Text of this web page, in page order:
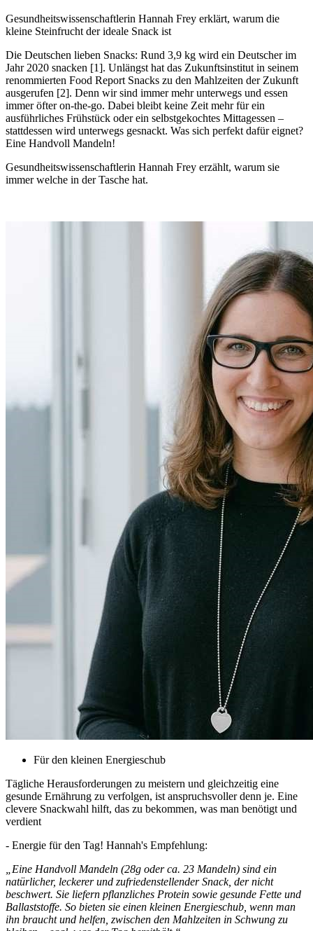
Gesundheitswissenschaftlerin Hannah Frey erklärt, warum die
kleine Steinfrucht der ideale Snack ist
Die Deutschen lieben Snacks: Rund 3,9 kg wird ein Deutscher im
Jahr 2020 snacken [1]. Unlängst hat das Zukunftsinstitut in seinem
renommierten Food Report Snacks zu den Mahlzeiten der Zukunft
ausgerufen [2]. Denn wir sind immer mehr unterwegs und essen
immer öfter on-the-go. Dabei bleibt keine Zeit mehr für ein
ausführliches Frühstück oder ein selbstgekochtes Mittagessen –
stattdessen wird unterwegs gesnackt. Was sich perfekt dafür eignet?
Eine Handvoll Mandeln!
Gesundheitswissenschaftlerin Hannah Frey erzählt, warum sie
immer welche in der Tasche hat.
Für den kleinen Energieschub
Tägliche Herausforderungen zu meistern und gleichzeitig eine
gesunde Ernährung zu verfolgen, ist anspruchsvoller denn je. Eine
clevere Snackwahl hilft, das zu bekommen, was man benötigt und
verdient
- Energie für den Tag! Hannah's Empfehlung:
„Eine Handvoll Mandeln (28g oder ca. 23 Mandeln) sind ein
natürlicher, leckerer und zufriedenstellender Snack, der nicht
beschwert. Sie liefern pflanzliches Protein sowie gesunde Fette und
Ballaststoffe. So bieten sie einen kleinen Energieschub, wenn man
ihn braucht und helfen, zwischen den Mahlzeiten in Schwung zu